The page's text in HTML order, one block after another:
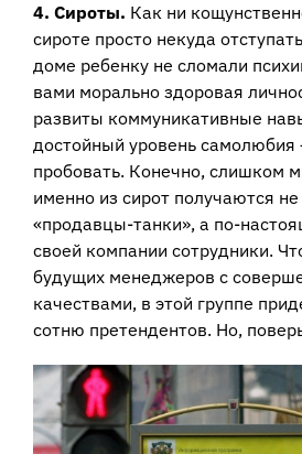
4. Сироты. Как ни
сироте просто некуда
доме ребенку не сломали
вами морально здоровая
развиты коммуникативные
достойный уровень
пробовать. Конечно, слишком
именно из сирот получаются
«продавцы-танки», а по-
своей компании сотрудники.
будущих менеджеров с
качествами, в этой группе
сотню претендентов. Но,